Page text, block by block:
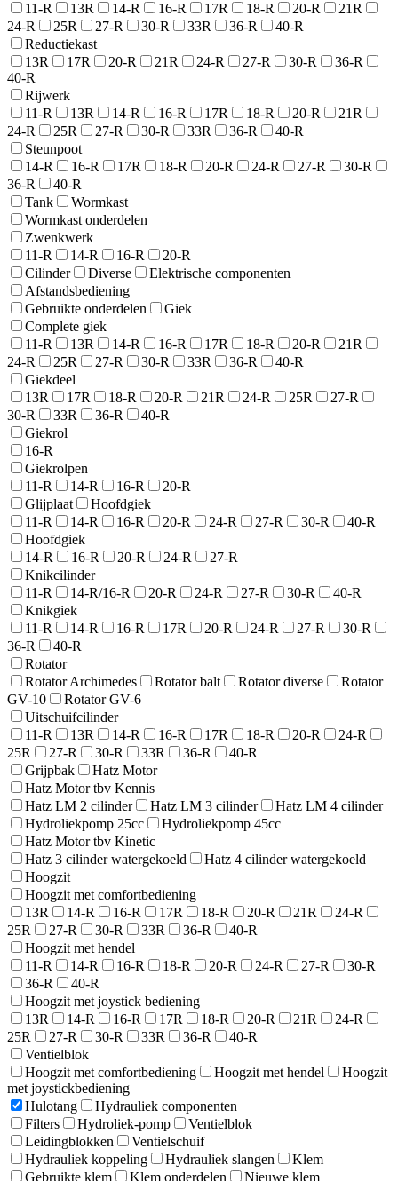
11-R
13R 14-R 16-R 17R 18-R 20-R
21R
24-R
25R 27-R 30-R 33R 36-R
40-R
Reductiekast
13R
17R 20-R 21R 24-R 27-R 30-R
36-R
40-R
Rijwerk
11-R
13R 14-R 16-R 17R 18-R 20-R
21R
24-R
25R 27-R 30-R 33R 36-R
40-R
Steunpoot
14-R
16-R 17R 18-R 20-R 24-R 27-R
30-R
36-R
40-R
Tank
Wormkast
Wormkast onderdelen
Zwenkwerk
11-R
14-R 16-R
20-R
Cilinder
Diverse
Elektrische componenten
Afstandsbediening
Gebruikte onderdelen
Giek
Complete giek
11-R
13R 14-R 16-R 17R 18-R 20-R
21R
24-R
25R 27-R 30-R 33R 36-R
40-R
Giekdeel
13R
17R 18-R 20-R 21R 24-R 25R
27-R
30-R
33R 36-R
40-R
Giekrol
16-R
Giekrolpen
11-R
14-R 16-R
20-R
Glijplaat
Hoofdgiek
11-R
14-R 16-R 20-R 24-R 27-R 30-R
40-R
Hoofdgiek
14-R
16-R 20-R 24-R
27-R
Knikcilinder
11-R
14-R/16-R 20-R 24-R 27-R 30-R
40-R
Knikgiek
11-R
14-R 16-R 17R 20-R 24-R 27-R
30-R
36-R
40-R
Rotator
Rotator Archimedes
Rotator balt Rotator diverse
Rotator
GV-10
Rotator GV-6
Uitschuifcilinder
11-R
13R 14-R 16-R 17R 18-R 20-R
24-R
25R
27-R 30-R 33R 36-R
40-R
Grijpbak
Hatz Motor
Hatz Motor tbv Kennis
Hatz LM 2 cilinder
Hatz LM 3 cilinder
Hatz LM 4 cilinder
Hydroliekpomp 25cc
Hydroliekpomp 45cc
Hatz Motor tbv Kinetic
Hatz 3 cilinder watergekoeld
Hatz 4 cilinder watergekoeld
Hoogzit
Hoogzit met comfortbediening
13R
14-R 16-R 17R 18-R 20-R 21R
24-R
25R
27-R 30-R 33R 36-R
40-R
Hoogzit met hendel
11-R
14-R 16-R 18-R 20-R 24-R 27-R
30-R
36-R
40-R
Hoogzit met joystick bediening
13R
14-R 16-R 17R 18-R 20-R 21R
24-R
25R
27-R 30-R 33R 36-R
40-R
Ventielblok
Hoogzit met comfortbediening
Hoogzit met hendel
Hoogzit
met joystickbediening
Hulotang
Hydrauliek componenten
Filters
Hydroliek-pomp
Ventielblok
Leidingblokken
Ventielschuif
Hydrauliek koppeling
Hydrauliek slangen
Klem
Gebruikte klem
Klem onderdelen Nieuwe klem